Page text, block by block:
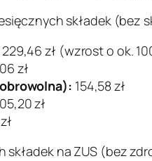
składek (bez
229,46 zł (wzrost o ok.
zł
154,58 zł
zł
na ZUS (bez